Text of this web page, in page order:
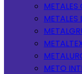
METALES
METALES
METO